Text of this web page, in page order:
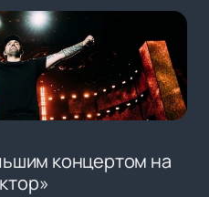
концертом на